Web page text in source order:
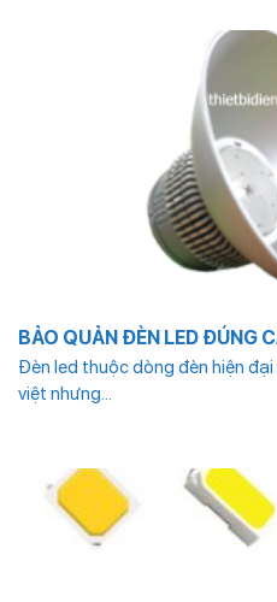
BẢO QUẢN ĐÈN LED ĐÚNG
Đèn led thuộc dòng đèn hiện
việt nhưng...